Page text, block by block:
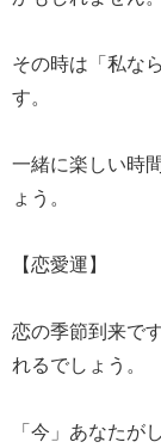
その時は「私な
す。
一緒に楽しい時
ょう。
【恋愛運】
恋の季節到来で
れるでしょう。
「今」あなたが